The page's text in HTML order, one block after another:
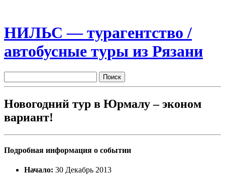
НИЛЬС — турагентство /
автобусные туры из Рязани
Новогодний тур в Юрмалу – эконом
вариант!
Подробная информация о событии
Начало: 30 Декабрь 2013